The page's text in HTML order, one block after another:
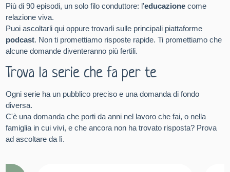
Più di 90 episodi, un solo filo conduttore: l'educazione come
relazione viva.
Puoi ascoltarli qui oppure trovarli sulle principali piattaforme
podcast. Non ti promettiamo risposte rapide. Ti promettiamo che
alcune domande diventeranno più fertili.
Trova la serie che fa per te
Ogni serie ha un pubblico preciso e una domanda di fondo
diversa.
C'è una domanda che porti da anni nel lavoro che fai, o nella
famiglia in cui vivi, e che ancora non ha trovato risposta? Prova
ad ascoltare da lì.